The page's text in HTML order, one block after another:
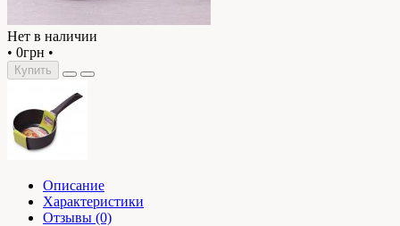
Нет в наличии
• 0грн •
Купить
Описание
Характеристики
Отзывы (0)